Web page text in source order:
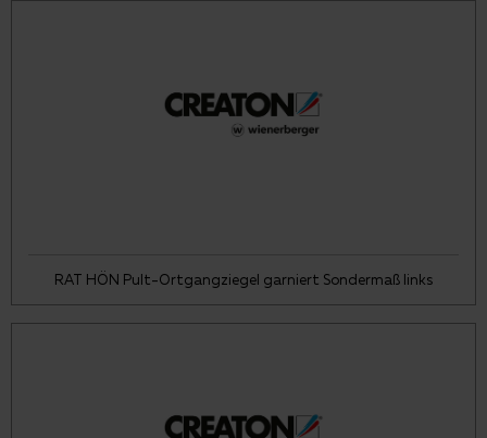
RAT HÖN Pult-Ortgangziegel garniert Sondermaß links